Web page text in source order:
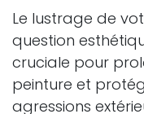
Le lustrage de
question
cruciale pour
peinture et
agressions